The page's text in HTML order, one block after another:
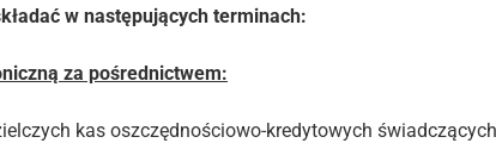
w następujących terminach:
za pośrednictwem:
kas oszczędnościowo-kredytowych świadczących